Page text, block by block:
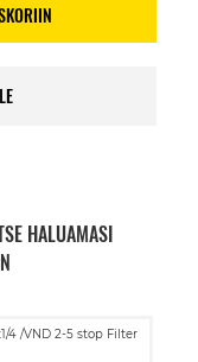
HALUAMASI
4 /VND 2-5 stop Filter